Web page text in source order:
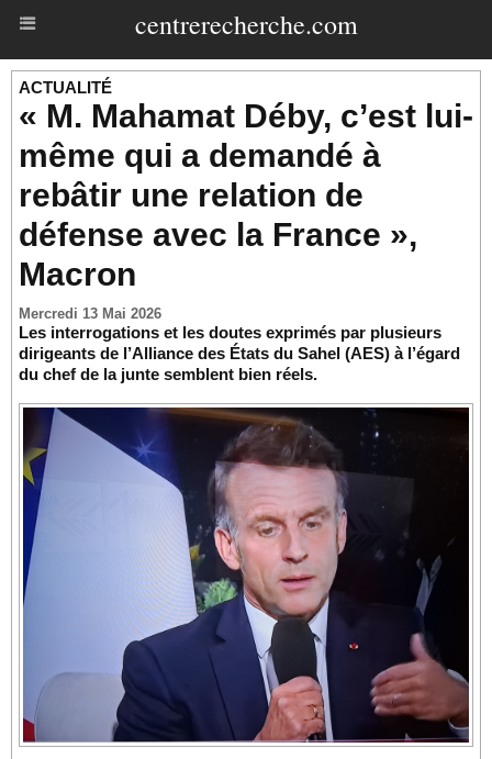
centrerecherche.com
ACTUALITÉ
« M. Mahamat Déby, c’est lui-
même qui a demandé à
rebâtir une relation de
défense avec la France »,
Macron
Mercredi 13 Mai 2026
Les interrogations et les doutes exprimés par plusieurs
dirigeants de l’Alliance des États du Sahel (AES) à l’égard
du chef de la junte semblent bien réels.